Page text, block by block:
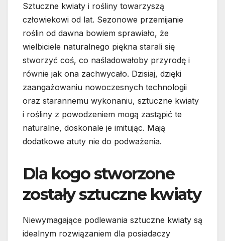
Sztuczne kwiaty i rośliny towarzyszą
człowiekowi od lat. Sezonowe przemijanie
roślin od dawna bowiem sprawiało, że
wielbiciele naturalnego piękna starali się
stworzyć coś, co naśladowałoby przyrodę i
równie jak ona zachwycało. Dzisiaj, dzięki
zaangażowaniu nowoczesnych technologii
oraz starannemu wykonaniu, sztuczne kwiaty
i rośliny z powodzeniem mogą zastąpić te
naturalne, doskonale je imitując. Mają
dodatkowe atuty nie do podważenia.
Dla kogo stworzone
zostały sztuczne kwiaty
Niewymagające podlewania sztuczne kwiaty są
idealnym rozwiązaniem dla posiadaczy